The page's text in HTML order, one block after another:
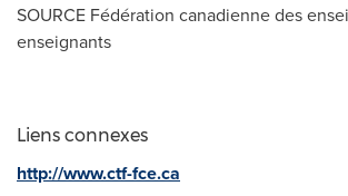
SOURCE Fédération canadienne des
enseignants
Liens connexes
http://www.ctf-fce.ca